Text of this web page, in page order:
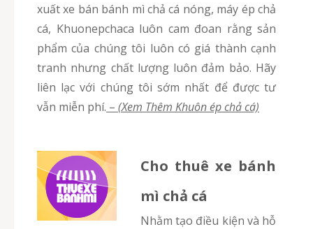
xuất xe bán bánh mì chả cá nóng, máy ép chả
cá, Khuonepchaca luôn cam đoan rằng sản
phẩm của chúng tôi luôn có giá thành cạnh
tranh nhưng chất lượng luôn đảm bảo. Hãy
liên lạc với chúng tôi sớm nhất để được tư
vẫn miễn phí. – (Xem Thêm Khuôn ép chả cá)
Cho thuê xe bánh
mì chả cá
Nhằm tạo điều kiện và hỗ